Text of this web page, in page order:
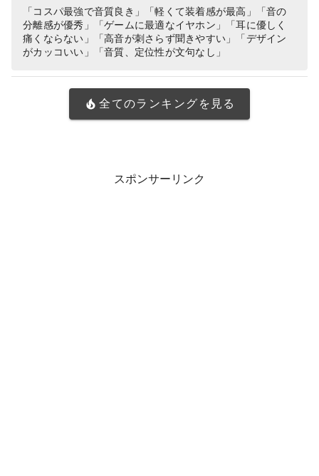
「コスパ最強で音質良き」「軽くて装着感が最高」「音の
分離感が優秀」「ゲームに最適なイヤホン」「耳に優しく
痛くならない」「高音が刺さらず聞きやすい」「デザイン
がカッコいい」「音質、定位性が文句なし」
全てのランキングを見る
スポンサーリンク